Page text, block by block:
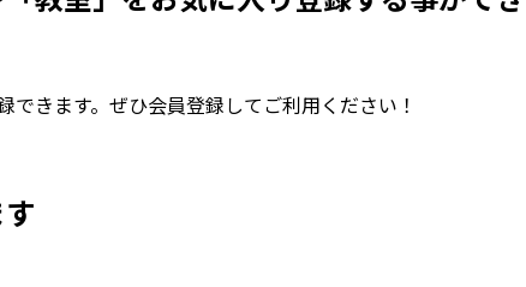
きます。ぜひ会員登録してご利用ください！